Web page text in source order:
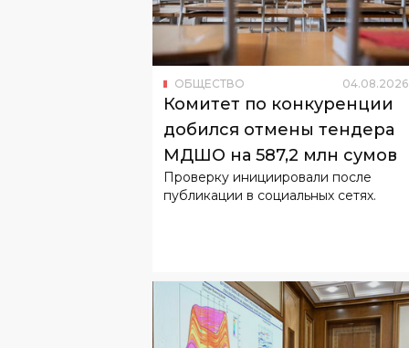
ОБЩЕСТВО 04.08.2026
Комитет по конкуренции
добился отмены тендера
МДШО на 587,2 млн сумов
Проверку инициировали после
публикации в социальных сетях.